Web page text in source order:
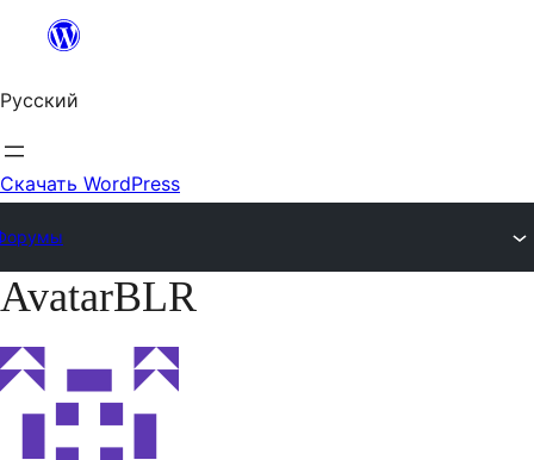
Перейти
содержимому
Русский
Скачать WordPress
Перейти
содержимому
AvatarBLR